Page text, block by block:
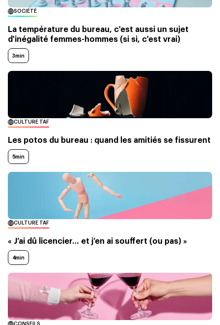
SOCIÉTÉ
La température du bureau, c'est aussi un sujet
d'inégalité femmes-hommes (si si, c'est vrai)
3min
CULTURE TAF
Les potos du bureau : quand les amitiés se fissurent
5min
CULTURE TAF
« J’ai dû licencier… et j’en ai souffert (ou pas) »
4min
CONSEILS